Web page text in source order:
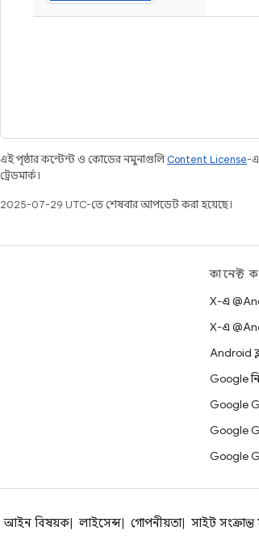
এই পৃষ্ঠার কন্টেন্ট ও কোডের নমুনাগুলিContent License-এ
ট্রেডমার্ক।
2025-07-29 UTC-তে শেষবার আপডেট করা হয়েছে।
কানেক্ট
X-এ
X-এ
Android
Google
Google
Google
Google
আইন বিষয়ক লাইসেন্স গোপনীয়তা সাইট